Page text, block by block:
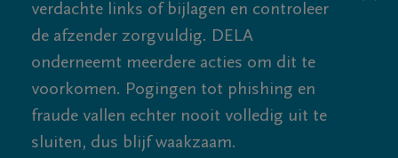
verdachte links of bijlagen en controleer
de afzender zorgvuldig. DELA
onderneemt meerdere acties om dit te
voorkomen. Pogingen tot phishing en
fraude vallen echter nooit volledig uit te
sluiten, dus blijf waakzaam.